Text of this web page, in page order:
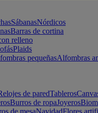
SábanasNórdicos
Barras de cortina
relleno
Plaids
pequeñasAlfombras
de paredTableros
Burros de ropaJoyeros
de mesaNavidadFlores